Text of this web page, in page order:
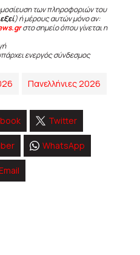
των πληροφοριών του
) ή μέρους αυτών μόνο αν:
στο σημείο όπου γίνεται η
ενεργός σύνδεσμος
Πανελλήνιες 2026
Twitter
WhatsApp